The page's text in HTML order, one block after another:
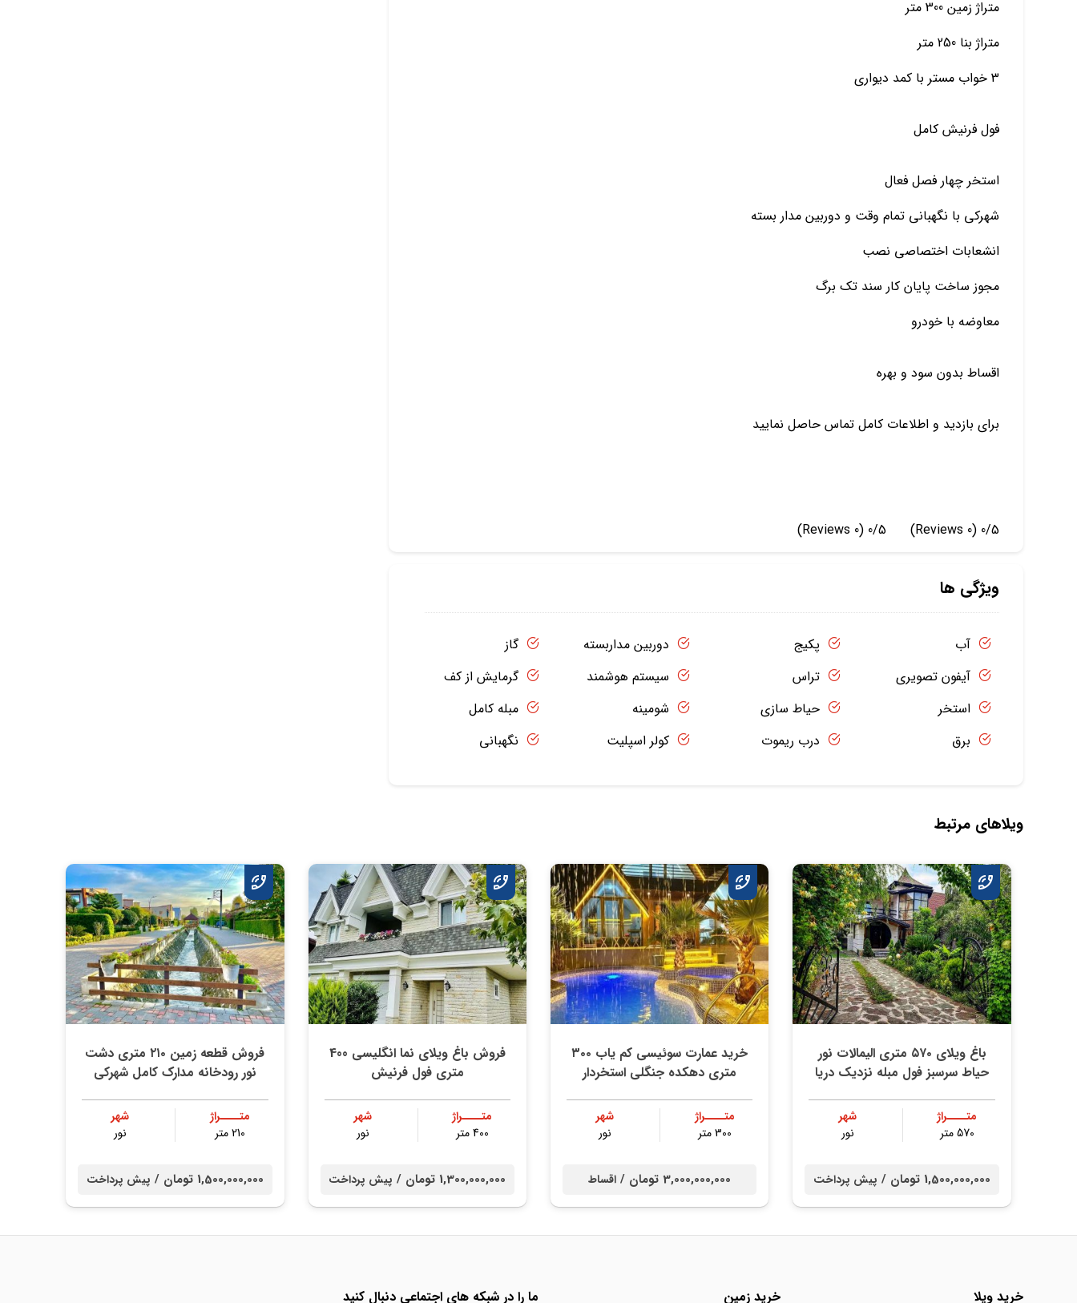
متراژ زمین 300 متر
متراژ بنا 250 متر
3 خواب مستر با کمد دیواری
فول فرنیش کامل
استخر چهار فصل فعال
شهرکی با نگهبانی تمام وقت و دوربین مدار بسته
انشعابات اختصاصی نصب
مجوز ساخت پایان کار سند تک برگ
معاوضه با خودرو
اقساط بدون سود و بهره
برای بازدید و اطلاعات کامل تماس حاصل نمایید
0/5
(0 Reviews)
0/5
(0 Reviews)
ویژگی ها
آب
آیفون تصویری
استخر
برق
پکیج
تراس
حیاط سازی
درب ریموت
دوربین مداربسته
سیستم هوشمند
شومینه
کولر اسپلیت
گاز
گرمایش از کف
مبله کامل
نگهبانی
ویلاهای مرتبط
باغ ویلای ۵۷۰ متری الیمالات نور
حیاط سرسبز فول مبله نزدیک دریا
متــــراژ
570 متر
شهر
نور
1,500,000,000 تومان / پیش پرداخت
خرید عمارت سوئیسی کم یاب ۳۰۰
متری دهکده جنگلی استخردار
متــــراژ
300 متر
شهر
نور
3,000,000,000 تومان / اقساط
فروش باغ ویلای نما انگلیسی 400
متری فول فرنیش
متــــراژ
400 متر
شهر
نور
1,300,000,000 تومان / پیش پرداخت
فروش قطعه زمین ۲۱۰ متری دشت
نور رودخانه مدارک کامل شهرکی
متــــراژ
210 متر
شهر
نور
1,500,000,000 تومان / پیش پرداخت
خرید ویلا خرید زمین ما را در شبکه های اجتماعی دنبال کنید